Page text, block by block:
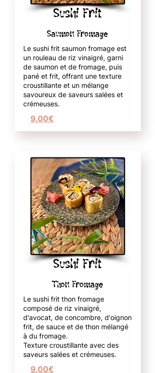
Sushi Frit
Saumon Fromage
Le sushi frit saumon fromage est
un rouleau de riz vinaigré, garni
de saumon et de fromage, puis
pané et frit, offrant une texture
croustillante et un mélange
savoureux de saveurs salées et
crémeuses.
9.00€
Sushi Frit
Thon Fromage
Le sushi frit thon fromage
composé de riz vinaigré,
d'avocat, de concombre, d'oignon
frit, de sauce et de thon mélangé
à du fromage.
Texture croustillante avec des
saveurs salées et crémeuses.
9.00€